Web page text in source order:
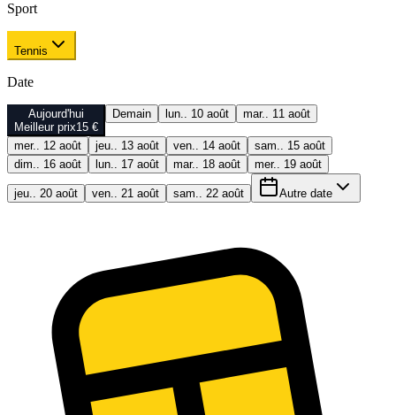
Sport
Tennis
Date
Aujourd'hui
Meilleur prix15 €
Demain lun.. 10 août mar.. 11 août
mer.. 12 août jeu.. 13 août ven.. 14 août
sam.. 15 août
dim.. 16 août
lun.. 17 août mar.. 18 août mer.. 19 août
jeu.. 20 août ven.. 21 août sam.. 22 août Autre date